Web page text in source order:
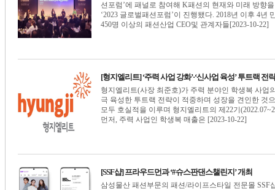
션포럼’에 패널로 참여해 K패션의 현재와 미래 방향
‘2023 글로벌패션포럼’이 진행됐다. 2018년 이후 4
450명 이상의 패션산업 CEO및 관계자들[2023-10-22]
[형지엘리트] ‘주력 사업 강화’·‘신사업 육성’ 투트랙 전
형지엘리트(사장 최준호)가 주력 분야인 학생복 사업
극 육성한 투트랙 전략이 적중하며 성장을 견인한 것
모두 호실적을 이루며 형지엘리트의 제22기
먼저, 주력 사업인 학생복 매출은 [2023-10-22]
[SSF샵] 프라우드먼과 ‘#슈스판댄스챌린지’ 개최
삼성물산 패션부문의 패션/라이프스타일 전문몰 SSF